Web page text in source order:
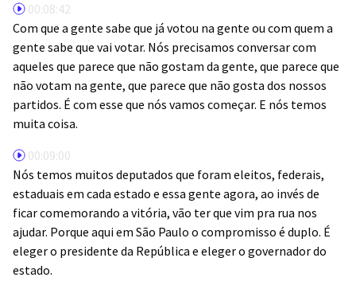
00:08:42
Com que a gente sabe que já votou na gente ou com quem a
gente sabe que vai votar. Nós precisamos conversar com
aqueles que parece que não gostam da gente, que parece que
não votam na gente, que parece que não gosta dos nossos
partidos. É com esse que nós vamos começar. E nós temos
muita coisa.
00:09:00
Nós temos muitos deputados que foram eleitos, federais,
estaduais em cada estado e essa gente agora, ao invés de
ficar comemorando a vitória, vão ter que vim pra rua nos
ajudar. Porque aqui em São Paulo o compromisso é duplo. É
eleger o presidente da República e eleger o governador do
estado.